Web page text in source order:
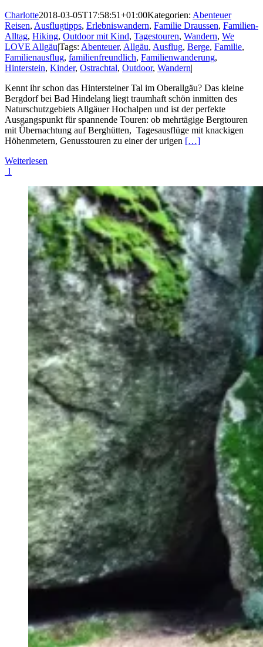
Charlotte2018-03-05T17:58:51+01:00Kategorien: Abenteuer
Reisen, Ausflugtipps, Erlebniswandern, Familie Draussen, Familien-
Alltag, Hiking, Outdoor mit Kind, Tagestouren, Wandern, We
LOVE Allgäu|Tags: Abenteuer, Allgäu, Ausflug, Berge, Familie,
Familienausflug, familienfreundlich, Familienwanderung,
Hinterstein, Kinder, Ostrachtal, Outdoor, Wandern|
Kennt ihr schon das Hintersteiner Tal im Oberallgäu? Das kleine
Bergdorf bei Bad Hindelang liegt traumhaft schön inmitten des
Naturschutzgebiets Allgäuer Hochalpen und ist der perfekte
Ausgangspunkt für spannende Touren: ob mehrtägige Bergtouren
mit Übernachtung auf Berghütten, Tagesausflüge mit knackigen
Höhenmetern, Genusstouren zu einer der urigen […]
Weiterlesen
1